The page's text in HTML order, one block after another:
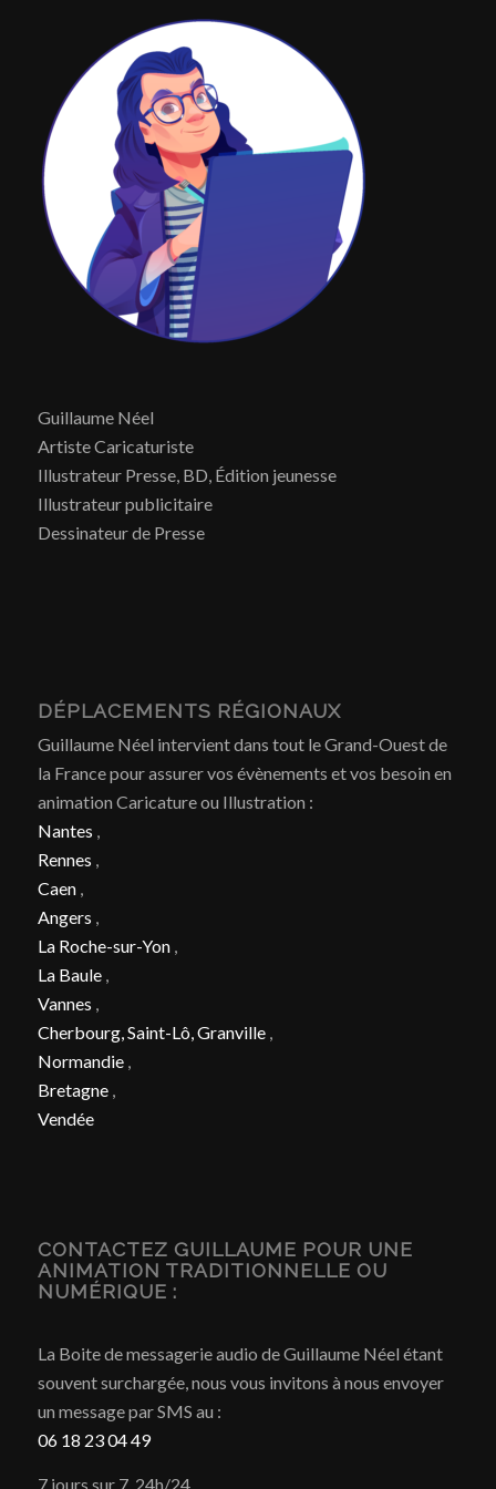
Guillaume Néel
Artiste Caricaturiste
Illustrateur Presse, BD, Édition jeunesse
Illustrateur publicitaire
Dessinateur de Presse
DÉPLACEMENTS RÉGIONAUX
Guillaume Néel intervient dans tout le Grand-Ouest de
la France pour assurer vos évènements et vos besoin en
animation Caricature ou Illustration :
Nantes ,
Rennes ,
Caen,
Angers ,
La Roche-sur-Yon,
La Baule,
Vannes ,
Cherbourg, Saint-Lô, Granville,
Normandie,
Bretagne,
Vendée
CONTACTEZ GUILLAUME POUR UNE
ANIMATION TRADITIONNELLE OU
NUMÉRIQUE :
La Boite de messagerie audio de Guillaume Néel étant
souvent surchargée, nous vous invitons à nous envoyer
un message par SMS au :
06 18 23 04 49
7 jours sur 7, 24h/24